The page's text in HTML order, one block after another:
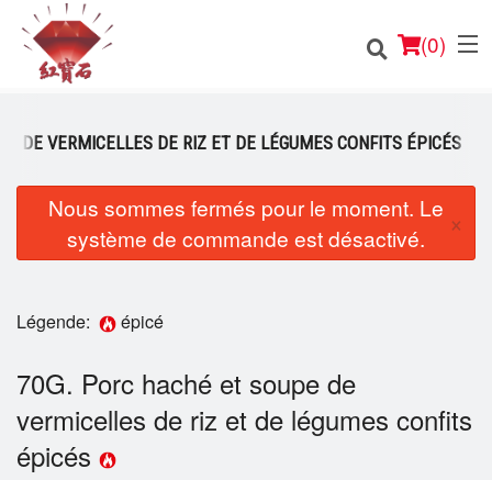
(0)
Commander en ligne
Emplacement
Inscription
Panier (0)
DE VERMICELLES DE RIZ ET DE LÉGUMES CONFITS ÉPICÉS
Nous sommes fermés pour le moment. Le
système de commande est désactivé.
×
Légende: épicé
70G. Porc haché et soupe de
vermicelles de riz et de légumes confits
épicés